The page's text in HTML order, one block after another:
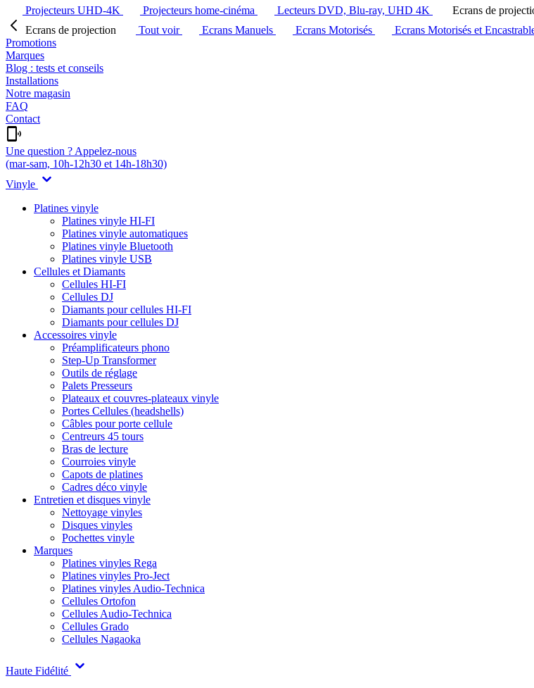
Projecteurs UHD-4K
Projecteurs home-cinéma Lecteurs DVD, Blu-ray, UHD 4K
Ecrans de
Ecrans de projection
Tout voir Ecrans Manuels Ecrans Motorisés Ecrans Motorisés et
Promotions
Marques
Blog : tests et conseils
Installations
Notre magasin
FAQ
Contact
Une question ? Appelez-nous
(mar-sam, 10h-12h30 et 14h-18h30)
Vinyle
Platines vinyle
Platines vinyle HI-FI
Platines vinyle automatiques
Platines vinyle Bluetooth
Platines vinyle USB
Cellules et Diamants
Cellules HI-FI
Cellules DJ
Diamants pour cellules HI-FI
Diamants pour cellules DJ
Accessoires vinyle
Préamplificateurs phono
Step-Up Transformer
Outils de réglage
Palets Presseurs
Plateaux et couvres-plateaux vinyle
Portes Cellules (headshells)
Câbles pour porte cellule
Centreurs 45 tours
Bras de lecture
Courroies vinyle
Capots de platines
Cadres déco vinyle
Entretien et disques vinyle
Nettoyage vinyles
Disques vinyles
Pochettes vinyle
Marques
Platines vinyles Rega
Platines vinyles Pro-Ject
Platines vinyles Audio-Technica
Cellules Ortofon
Cellules Audio-Technica
Cellules Grado
Cellules Nagaoka
Haute Fidélité